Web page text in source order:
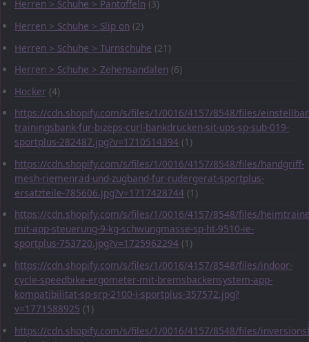
Herren > Schuhe > Pantoffeln (3)
Herren > Schuhe > Slip on (2)
Herren > Schuhe > Turnschuhe (21)
Herren > Schuhe > Zehensandalen (6)
Hocker (4)
https://cdn.shopify.com/s/files/1/0016/4157/8548/files/
trainingsbank-fur-bizeps-curl-bankdrucken-sit-ups-sp-sub-019-
sportplus-282487.jpg?v=1710514394 (1)
https://cdn.shopify.com/s/files/1/0016/4157/8548/files/handgriff-
mesh-riemenrad-und-zugband-fur-rudergerat-sportplus-
ersatzteile-785606.jpg?v=1717428744 (1)
https://cdn.shopify.com/s/files/1/0016/4157/8548/files/
mit-app-steuerung-9-kg-schwungmasse-sp-ht-9510-ie-
sportplus-753720.jpg?v=1725962294 (1)
https://cdn.shopify.com/s/files/1/0016/4157/8548/files/indoor-
cycle-speedbike-ergometer-mit-bremsbackensystem-app-
kompatibilitat-sp-srp-2100-i-sportplus-357572.jpg?
v=1771588925 (1)
https://cdn.shopify.com/s/files/1/0016/4157/8548/files/